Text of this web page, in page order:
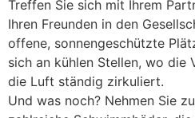
Treffen Sie sich mit Ihrem
Ihren Freunden in den
offene, sonnengeschützte
sich an kühlen Stellen, wo die
die Luft ständig zirkuliert.
Und was noch? Nehmen Sie